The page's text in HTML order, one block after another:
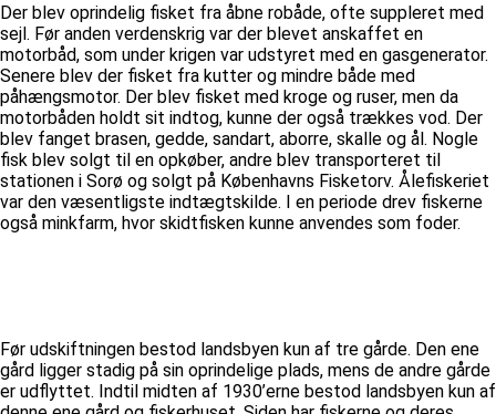
Der blev oprindelig fisket fra åbne robåde, ofte suppleret med
sejl. Før anden verdenskrig var der blevet anskaffet en
motorbåd, som under krigen var udstyret med en gasgenerator.
Senere blev der fisket fra kutter og mindre både med
påhængsmotor. Der blev fisket med kroge og ruser, men da
motorbåden holdt sit indtog, kunne der også trækkes vod. Der
blev fanget brasen, gedde, sandart, aborre, skalle og ål. Nogle
fisk blev solgt til en opkøber, andre blev transporteret til
stationen i Sorø og solgt på Københavns Fisketorv. Ålefiskeriet
var den væsentligste indtægtskilde. I en periode drev fiskerne
også minkfarm, hvor skidtfisken kunne anvendes som foder.
Før udskiftningen bestod landsbyen kun af tre gårde. Den ene
gård ligger stadig på sin oprindelige plads, mens de andre gårde
er udflyttet. Indtil midten af 1930’erne bestod landsbyen kun af